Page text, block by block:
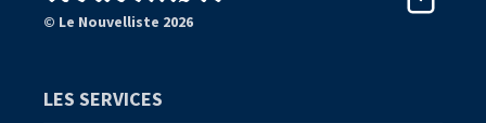
© Le Nouvelliste 2026
LES SERVICES